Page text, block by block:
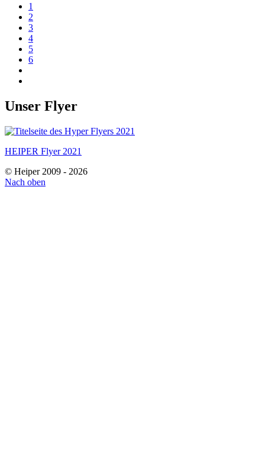
1
2
3
4
5
6
Unser Flyer
HEIPER Flyer 2021
© Heiper 2009 - 2026
Nach oben